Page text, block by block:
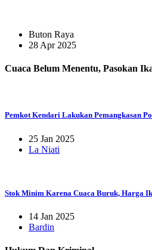
Buton Raya
28 Apr 2025
Cuaca Belum Menentu, Pasokan
Pemkot Kendari Lakukan Pemangkasan
25 Jan 2025
La Niati
Stok Minim Karena Cuaca Buruk, Harga
14 Jan 2025
Bardin